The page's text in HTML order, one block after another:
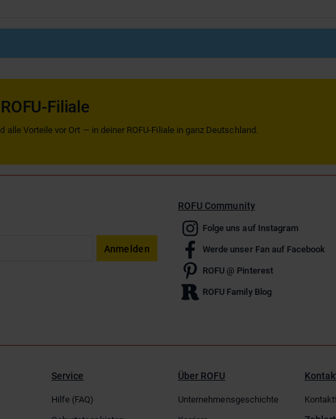
Filiale
Vorteile vor Ort — in deiner ROFU-Filiale in ganz Deutschland.
Anmelden
ROFU Community
Folge uns auf Instagram
Werde unser Fan auf Facebook
ROFU @ Pinterest
ROFU Family Blog
Service
Hilfe (FAQ)
Über ROFU
Unternehmensgeschichte